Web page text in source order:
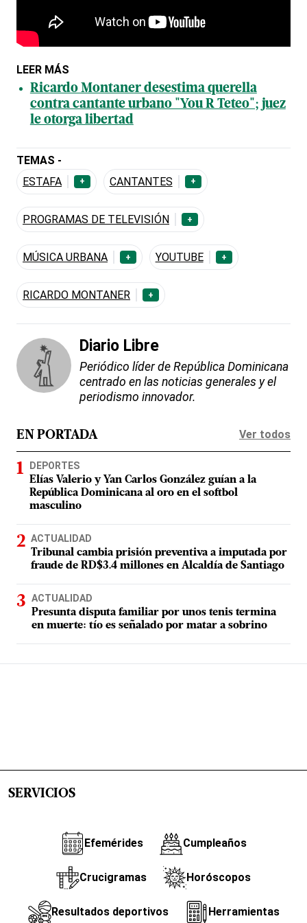
LEER MÁS
Ricardo Montaner desestima querella
contra cantante urbano "You R Teteo"; juez
le otorga libertad
TEMAS -
ESTAFA
+ CANTANTES +
PROGRAMAS DE TELEVISIÓN +
MÚSICA URBANA + YOUTUBE +
RICARDO MONTANER +
Diario Libre
Periódico líder de República Dominicana
centrado en las noticias generales y el
periodismo innovador.
EN PORTADA Ver todos
DEPORTES
Elías Valerio y Yan Carlos González guían a la
República Dominicana al oro en el softbol
masculino
ACTUALIDAD
Tribunal cambia prisión preventiva a imputada por
fraude de RD$3.4 millones en Alcaldía de Santiago
ACTUALIDAD
Presunta disputa familiar por unos tenis termina
en muerte: tío es señalado por matar a sobrino
SERVICIOS
Efemérides Cumpleaños
Crucigramas Horóscopos
Resultados deportivos Herramientas